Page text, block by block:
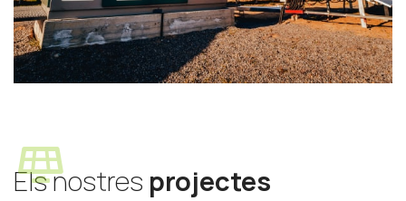
Els nostres projectes